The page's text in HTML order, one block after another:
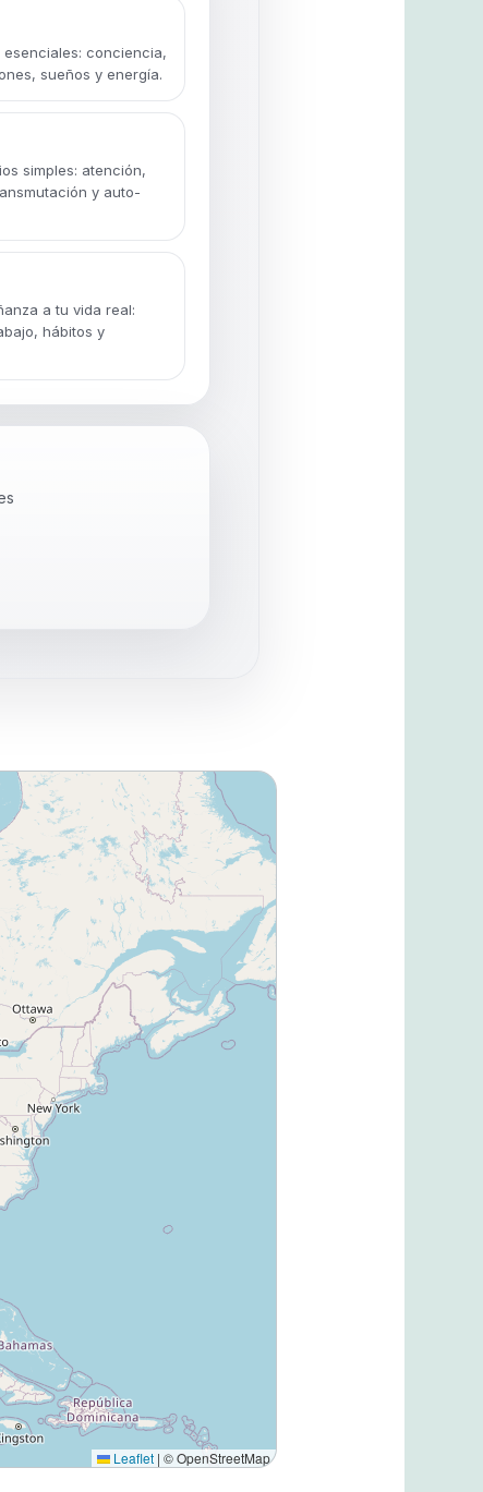
esenciales: conciencia,
sueños y energía.
simples: atención,
y auto-
a tu vida real:
hábitos y
Leaflet | © OpenStreetMap